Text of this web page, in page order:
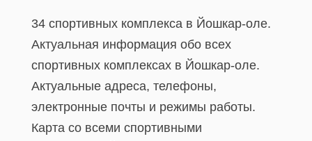
34 спортивных комплекса в Йошкар-оле.
Актуальная информация обо всех
спортивных комплексах в Йошкар-оле.
Актуальные адреса, телефоны,
электронные почты и режимы работы.
Карта со всеми спортивными